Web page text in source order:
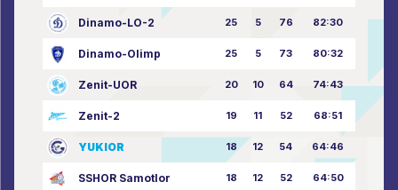
Dinamo-LO-2 25 5 76 82:30
Dinamo-Olimp 25 5 73 80:32
Zenit-UOR 20 10 64 74:43
Zenit-2 19 11 52 68:51
YUKIOR 18 12 54 64:46
SSHOR Samotlor 18 12 52 64:50